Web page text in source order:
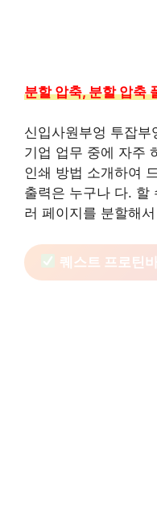
분할 압축, 분할 압축
신입사원부엉 투잡부
기업 업무 중에 자주
인쇄 방법 소개하여
출력은 누구나 다. 할
러 페이지를 분할해
퀘스트 프로틴